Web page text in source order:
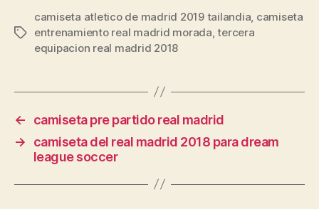
Etiquetas
camiseta atletico de madrid 2019 tailandia, camiseta
entrenamiento real madrid morada,tercera
equipacion real madrid 2018
←
camiseta pre partido real madrid
→
camiseta del real madrid 2018 para dream
league soccer